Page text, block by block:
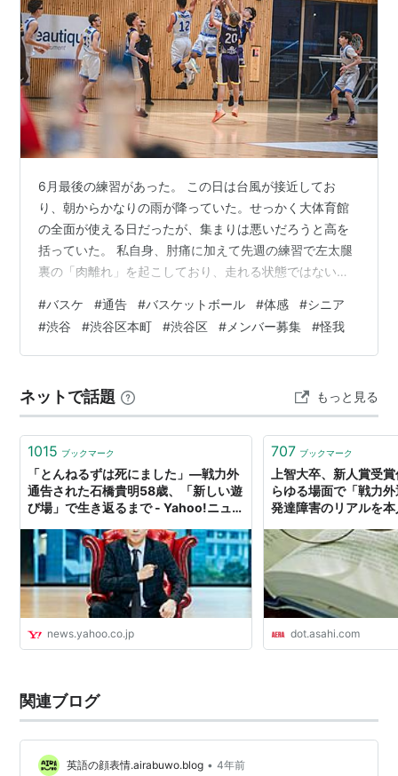
6月最後の練習があった。 この日は台風が接近してお
り、朝からかなりの雨が降っていた。せっかく大体育館
の全面が使える日だったが、集まりは悪いだろうと高を
括っていた。 私自身、肘痛に加えて先週の練習で左太腿
裏の「肉離れ」を起こしており、走れる状態ではない。
は無理せず、適当に流してやろう」と心に決め、雨の中
を自転車で渋谷区立本町学園へと向かった。 予想に反し
て、悪天候にもかかわらず男子18名、女子5名の計24名
ゲーム形式が行われた。 練習の顛末：力まないことの強
さと、謎の「やった気がしない感」 さて…
#バスケ #通告 #バスケットボール #体感 #シニア
#渋谷 #渋谷区本町 #渋谷区 # メンバー募集 #怪我
ネットで話題 もっと見る
1015 ブックマーク
「とんねるずは死にました」―戦力外
通告された石橋貴明58歳、「新しい遊
び場」で生き返るまで - Yahoo!ニュー
news.yahoo.co.jp
707 ブックマーク
上智大卒、新人賞受
らゆる場面で「戦力
発達障害のリアルを
dot.asahi.com
関連ブログ
英語の顔表情.airabuwo.blog • 4年前